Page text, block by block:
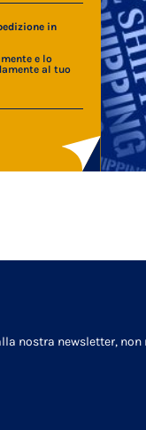
in
e lo
al tuo
nostra newsletter,